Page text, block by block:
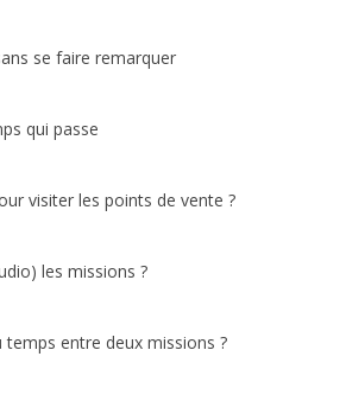
sans se faire remarquer
du temps qui passe
pour visiter les points de vente ?
(audio) les missions ?
du temps entre deux missions ?